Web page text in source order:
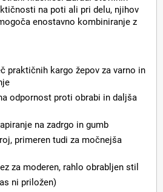
na poti ali pri delu, njihov
enostavno kombiniranje z
praktičnih kargo žepov za varno in
odpornost proti obrabi in daljša
na zadrgo in gumb
primeren tudi za močnejša
za moderen, rahlo obrabljen stil
ni priložen)